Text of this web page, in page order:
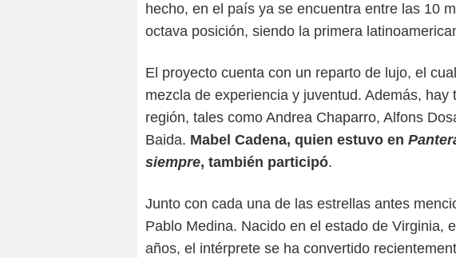
hecho, en el país ya se encuentra entre las 10
octava posición, siendo la primera
El proyecto cuenta con un reparto de lujo, el
mezcla de experiencia y juventud. Además,
región, tales como Andrea Chaparro, Alfons
Baida. Mabel Cadena, quien estuvo en
siempre, también participó.
Junto con cada una de las estrellas antes
Pablo Medina. Nacido en el estado de Virginia,
años, el intérprete se ha convertido